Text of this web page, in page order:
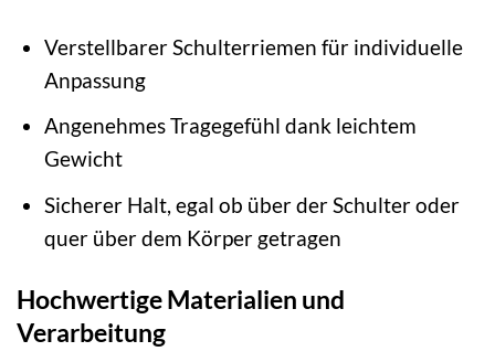
Verstellbarer Schulterriemen für individuelle
Anpassung
Angenehmes Tragegefühl dank leichtem
Gewicht
Sicherer Halt, egal ob über der Schulter oder
quer über dem Körper getragen
Hochwertige Materialien und
Verarbeitung